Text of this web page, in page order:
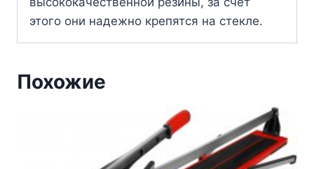
этого они надежно крепятся на стекле.
Похожие